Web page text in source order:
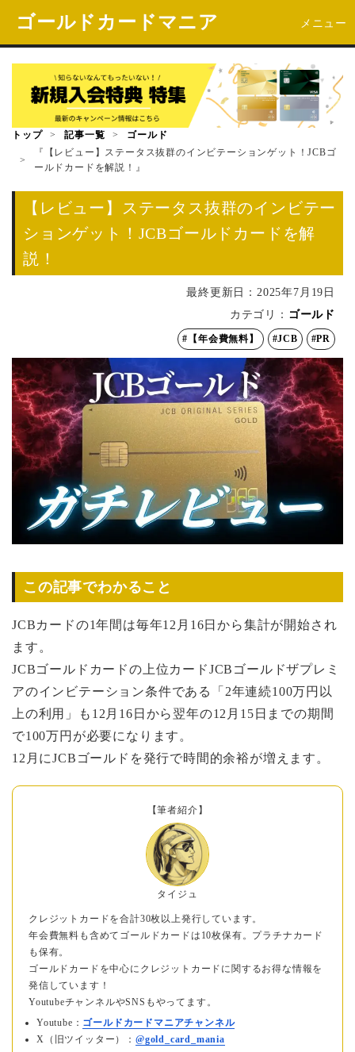
ゴールドカードマニア メニュー
トップ > 記事一覧 > ゴールド
>
『【レビュー】ステータス抜群のインビテーションゲット！JCBゴ
ールドカードを解説！』
【レビュー】ステータス抜群のインビテー
ションゲット！JCBゴールドカードを解
説！
最終更新日： 2025年7月19日
カテゴリ： ゴールド
#【年会費無料】 #JCB #PR
この記事でわかること
JCBカードの1年間は毎年12月16日から集計が開始され
ます。
JCBゴールドカードの上位カードJCBゴールドザプレミ
アのインビテーション条件である「2年連続100万円以
上の利用」も12月16日から翌年の12月15日までの期間
で100万円が必要になります。
12月にJCBゴールドを発行で時間的余裕が増えます。
【筆者紹介】
タイジュ
クレジットカードを合計30枚以上発行しています。
年会費無料も含めてゴールドカードは10枚保有。プラチナカード
も保有。
ゴールドカードを中心にクレジットカードに関するお得な情報を
発信しています！
YoutubeチャンネルやSNSもやってます。
Youtube： ゴールドカードマニアチャンネル
X（旧ツイッター）： @gold_card_mania